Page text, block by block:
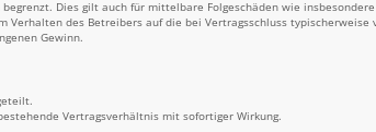
Dies gilt auch für mittelbare Folgeschäden wie
des Betreibers auf die bei Vertragsschluss typischerweise
Gewinn.
Vertragsverhältnis mit sofortiger Wirkung.